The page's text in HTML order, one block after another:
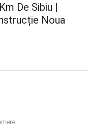
De Sibiu |
Noua